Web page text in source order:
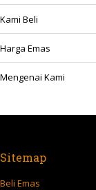
Kami Beli
Harga Emas
Mengenai Kami
Sitemap
Beli Emas